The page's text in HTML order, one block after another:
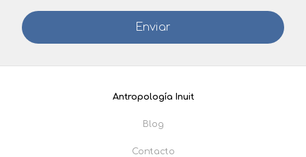
Antropología Inuit
Blog
Contacto